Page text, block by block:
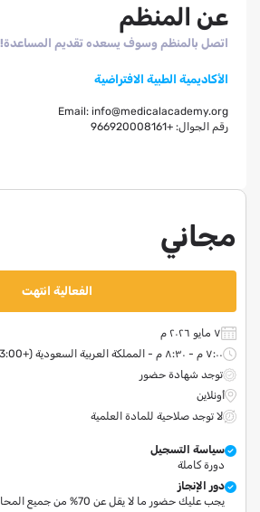
عن المنظم
اتصل بالمنظم وسوف يسعده تقديم المساعدة!
الأكاديمية الطبية الافتراضية
Email: info@medicalacademy.org
رقم الجوال: +966920008161
مجاني
الفعالية انتهت
٧ مايو ٢٠٢٦ م
٧:٠٠ م - ٨:٣٠ م - المملكة العربية السعودية (+03:00)
توجد شهادة حضور
أونلاين
لا توجد صلاحية للمادة العلمية
سياسة التسجيل
دورة كاملة
دور الإنجاز
يجب عليك حضور ما لا يقل عن 70% من جميع المحاضرات